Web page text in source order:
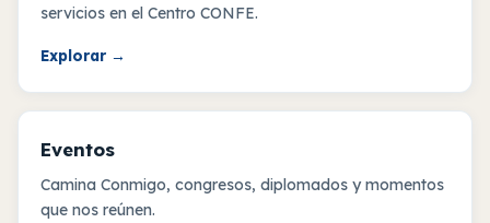
servicios en el Centro CONFE.
Explorar →
Eventos
Camina Conmigo, congresos, diplomados y momentos
que nos reúnen.